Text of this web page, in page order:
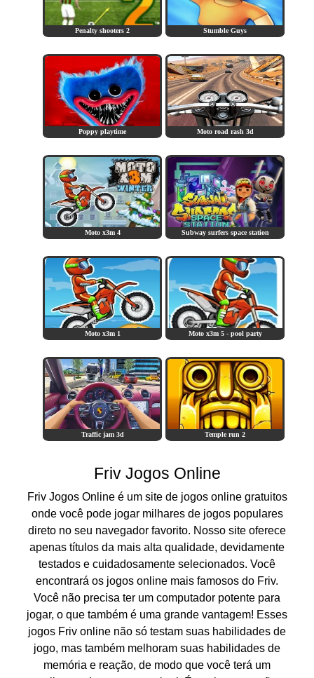
Penalty shooters 2 Stumble Guys
Poppy playtime Moto road rash 3d
Moto x3m 4 Subway surfers space station
Moto x3m 1 Moto x3m 5 - pool party
Traffic jam 3d Temple run 2
Friv Jogos Online
Friv Jogos Online é um site de jogos online gratuitos
onde você pode jogar milhares de jogos populares
direto no seu navegador favorito. Nosso site oferece
apenas títulos da mais alta qualidade, devidamente
testados e cuidadosamente selecionados. Você
encontrará os jogos online mais famosos do Friv.
Você não precisa ter um computador potente para
jogar, o que também é uma grande vantagem! Esses
jogos Friv online não só testam suas habilidades de
jogo, mas também melhoram suas habilidades de
memória e reação, de modo que você terá um